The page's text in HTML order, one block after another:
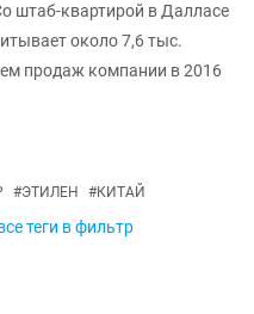
штаб-квартирой в Далласе
около 7,6 тыс.
продаж компании в 2016
#ЭТИЛЕН #КИТАЙ
теги в фильтр